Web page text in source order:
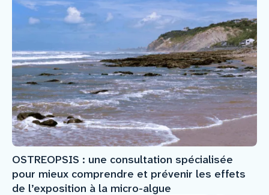
OSTREOPSIS : une consultation spécialisée
pour mieux comprendre et prévenir les effets
de l’exposition à la micro-algue